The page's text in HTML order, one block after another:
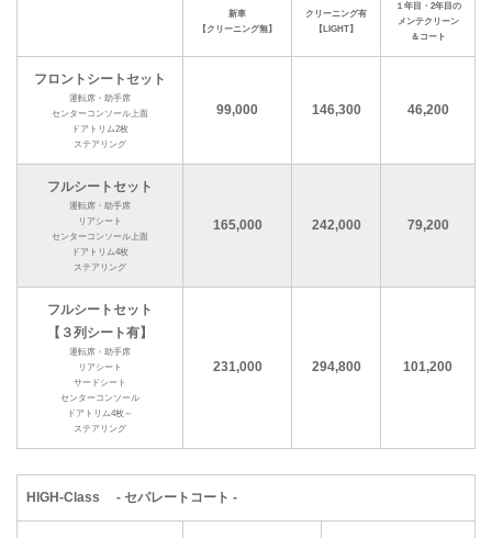
新車
【クリーニング無】
クリーニング有
【LIGHT】
１年目・2年目の
メンテクリーン
＆コート
フロントシートセット
運転席・助手席
センターコンソール上面
ドアトリム2枚
ステアリング
99,000 146,300 46,200
フルシートセット
運転席・助手席
リアシート
センターコンソール上面
ドアトリム4枚
ステアリング
165,000 242,000 79,200
フルシートセット
【３列シート有】
運転席・助手席
リアシート
サードシート
センターコンソール
ドアトリム4枚～
ステアリング
231,000 294,800 101,200
HIGH-Class - セパレートコート -